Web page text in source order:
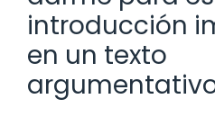
introducción
en un texto